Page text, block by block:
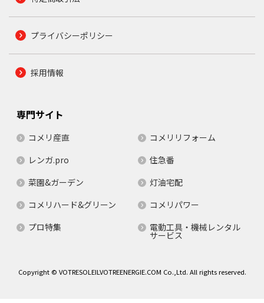
プライバシーポリシー
採用情報
専門サイト
コメリ産直
コメリリフォーム
レンガ.pro
住急番
菜園&ガーデン
灯油宅配
コメリハード&グリーン
コメリパワー
プロ特集
電動工具・機械レンタル
サービス
Copyright © VOTRESOLEILVOTREENERGIE.COM Co.,Ltd. All rights reserved.